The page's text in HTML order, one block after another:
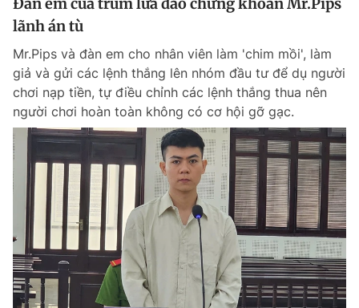
Thông tin tòa soạn Liên hệ quảng cáo
Đọc Thanh Niên trên điện thoại
Theo dõi báo trên
Hotline
0906 645 777
Liên hệ quảng cáo
0908 780 404
lãnh án tù
Mr.Pips và đàn em cho nhân viên làm 'chim mồi', làm
giả và gửi các lệnh thắng lên nhóm đầu tư để dụ người
chơi nạp tiền, tự điều chỉnh các lệnh thắng thua nên
người chơi hoàn toàn không có cơ hội gỡ gạc.